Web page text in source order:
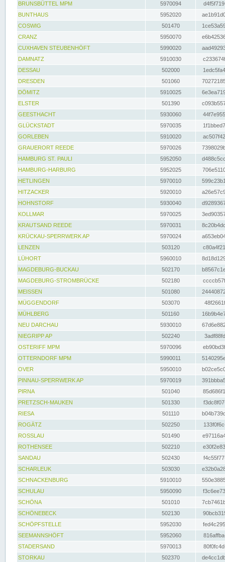
BRUNSBÜTTEL MPM
5970094
BUNTHAUS
5952020
COSWIG
501470
CRANZ
5950070
CUXHAVEN STEUBENHÖFT
5990020
DAMNATZ
5910030
DESSAU
502000
DRESDEN
501060
DÖMITZ
5910025
ELSTER
501390
GEESTHACHT
5930060
GLÜCKSTADT
5970035
GORLEBEN
5910020
GRAUERORT REEDE
5970026
HAMBURG ST. PAULI
5952050
HAMBURG-HARBURG
5952025
HETLINGEN
5970010
HITZACKER
5920010
HOHNSTORF
5930040
KOLLMAR
5970025
KRAUTSAND REEDE
5970031
KRÜCKAU-SPERRWERK AP
5970024
LENZEN
503120
LÜHORT
5960010
MAGDEBURG-BUCKAU
502170
MAGDEBURG-STROMBRÜCKE
502180
MEISSEN
501080
MÜGGENDORF
503070
MÜHLBERG
501160
NEU DARCHAU
5930010
NIEGRIPP AP
502240
OSTERIFF MPM
5970096
OTTERNDORF MPM
5990011
OVER
5950010
PINNAU-SPERRWERK AP
5970019
PIRNA
501040
PRETZSCH-MAUKEN
501330
RIESA
501110
ROGÄTZ
502250
ROSSLAU
501490
ROTHENSEE
502210
SANDAU
502430
SCHARLEUK
503030
SCHNACKENBURG
5910010
SCHULAU
5950090
SCHÖNA
501010
SCHÖNEBECK
502130
SCHÖPFSTELLE
5952030
SEEMANNSHÖFT
5952060
STADERSAND
5970013
STORKAU
502370